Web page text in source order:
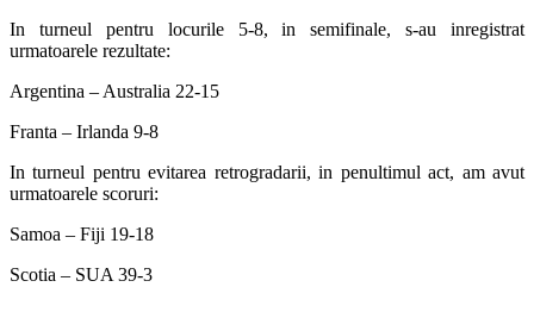
In turneul pentru locurile 5-8, in semifinale, s-au inregistrat
urmatoarele rezultate:
Argentina – Australia 22-15
Franta – Irlanda 9-8
In turneul pentru evitarea retrogradarii, in penultimul act, am avut
urmatoarele scoruri:
Samoa – Fiji 19-18
Scotia – SUA 39-3